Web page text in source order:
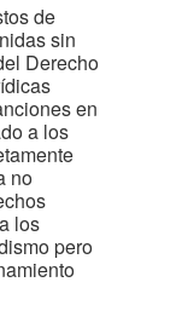
de
sin
Derecho
en
a los
no
los
pero